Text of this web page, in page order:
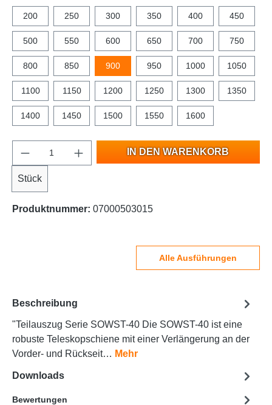
200 250 300 350 400 450
500 550 600 650 700 750
800 850 900 950 1000 1050
1100 1150 1200 1250 1300 1350
1400 1450 1500 1550 1600
Stück
IN DEN WARENKORB
Produktnummer: 07000503015
Alle Ausführungen
Beschreibung
"Teilauszug Serie SOWST-40 Die SOWST-40 ist eine
robuste Teleskopschiene mit einer Verlängerung an der
Vorder- und Rückseit… Mehr
Downloads
Bewertungen